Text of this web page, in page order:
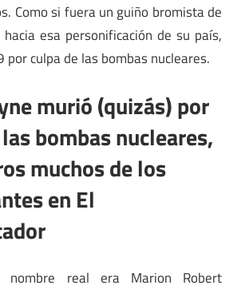
Como si fuera un guiño bromista de
esa personificación de su país,
culpa de las bombas nucleares.
murió (quizás) por
bombas nucleares,
muchos de los
en El
nombre real era Marion Robert